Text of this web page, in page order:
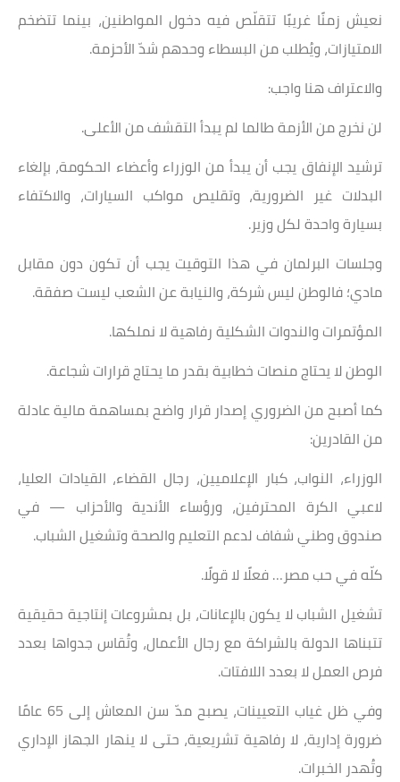
نعيش زمنًا غريبًا تتقلّص فيه دخول المواطنين، بينما تتضخم
الامتيازات، ويُطلب من البسطاء وحدهم شدّ الأحزمة.
والاعتراف هنا واجب:
لن نخرج من الأزمة طالما لم يبدأ التقشف من الأعلى.
ترشيد الإنفاق يجب أن يبدأ من الوزراء وأعضاء الحكومة، بإلغاء
البدلات غير الضرورية، وتقليص مواكب السيارات، والاكتفاء
بسيارة واحدة لكل وزير.
وجلسات البرلمان في هذا التوقيت يجب أن تكون دون مقابل
مادي؛ فالوطن ليس شركة، والنيابة عن الشعب ليست صفقة.
المؤتمرات والندوات الشكلية رفاهية لا نملكها.
الوطن لا يحتاج منصات خطابية بقدر ما يحتاج قرارات شجاعة.
كما أصبح من الضروري إصدار قرار واضح بمساهمة مالية عادلة
من القادرين:
الوزراء، النواب، كبار الإعلاميين، رجال القضاء، القيادات العليا،
لاعبي الكرة المحترفين، ورؤساء الأندية والأحزاب — في
صندوق وطني شفاف لدعم التعليم والصحة وتشغيل الشباب.
كلّه في حب مصر… فعلًا لا قولًا.
تشغيل الشباب لا يكون بالإعانات، بل بمشروعات إنتاجية حقيقية
تتبناها الدولة بالشراكة مع رجال الأعمال، وتُقاس جدواها بعدد
فرص العمل لا بعدد اللافتات.
وفي ظل غياب التعيينات، يصبح مدّ سن المعاش إلى 65 عامًا
ضرورة إدارية، لا رفاهية تشريعية، حتى لا ينهار الجهاز الإداري
وتُهدر الخبرات.